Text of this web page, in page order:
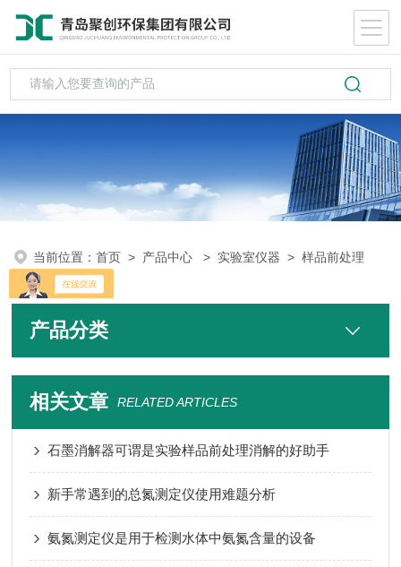
当前位置：首页 > 产品中心 > 实验室仪器 >样品前处理
产品分类
相关文章 RELATED ARTICLES
石墨消解器可谓是实验样品前处理消解的好助手
新手常遇到的总氮测定仪使用难题分析
氨氮测定仪是用于检测水体中氨氮含量的设备